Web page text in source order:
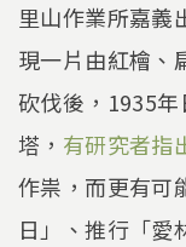
里山作業所嘉義
現一片由紅檜、
砍伐後，1935
塔， 有研究者指
作祟，而更有可
日」、推行「愛